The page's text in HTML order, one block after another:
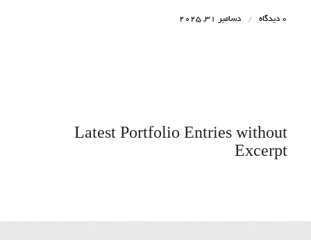
0 دیدگاه / دسامبر 31, 2025
Latest Portfolio Entries without
Excerpt